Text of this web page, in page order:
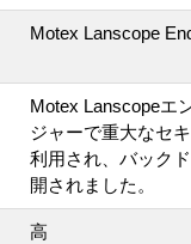
Motex Lanscope
Motex Lanscopeエ
ジャーで重大なセ
利用され、バック
開されました。
高